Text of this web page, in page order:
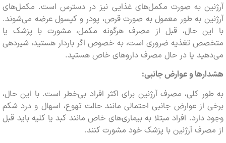
به صورت مکمل‌های غذایی نیز در دسترس است. مکمل‌های
به طور معمول به صورت قرص، پودر و کپسول عرضه می‌شوند.
حال، قبل از مصرف هرگونه مکمل، مشورت با پزشک یا
تغذیه ضروری است، به خصوص اگر باردار هستید، شیردهی
یا در حال مصرف داروهای خاص هستید.
و عوارض جانبی:
کلی، مصرف آرژنین برای اکثر افراد بی‌خطر است. با این حال،
از عوارض جانبی احتمالی مانند حالت تهوع، اسهال و درد شکم
افراد مبتلا به بیماری‌های خاص مانند کبد یا کلیه باید قبل
آرژنین با پزشک خود مشورت کنند.